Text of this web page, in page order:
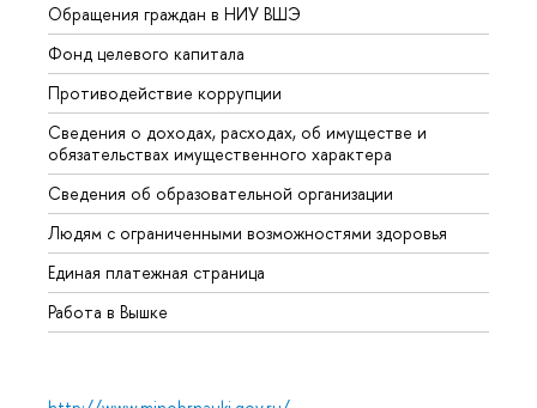
Обращения граждан в НИУ ВШЭ
Фонд целевого капитала
Противодействие коррупции
Сведения о доходах, расходах, об имуществе и
обязательствах имущественного характера
Сведения об образовательной организации
Людям с ограниченными возможностями здоровья
Единая платежная страница
Работа в Вышке